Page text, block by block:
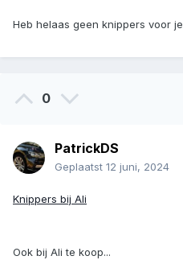
Heb helaas geen knippers voor je
0
PatrickDS
Geplaatst 12 juni, 2024
Knippers bij Ali
Ook bij Ali te koop...